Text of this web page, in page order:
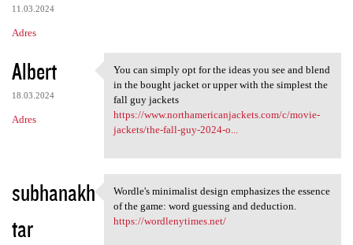
11.03.2024
Adres
Albert
18.03.2024
Adres
You can simply opt for the
You can simply opt for the ideas you see and blend
in the bought jacket or upper with the simplest the
fall guy jackets
https://www.northamericanjackets.com/c/movie-
jackets/the-fall-guy-2024-o...
subhanakh
tar
Wordle's minimalist design
Wordle's minimalist design emphasizes the essence
of the game: word guessing and deduction.
https://wordlenytimes.net/